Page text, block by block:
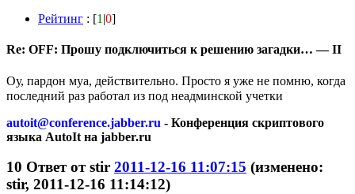
Рейтинг : [1 |0]
Re: OFF: Прошу подключиться к решению загадки… — II
Оу, пардон муа, действительно. Просто я уже не помню, когда
последний раз работал из под неадминской учетки
autoit@conference.jabber.ru - Конференция скриптового
языка AutoIt на jabber.ru
10 Ответ отstir 2011-12-16 11:07:15 (изменено:
stir, 2011-12-16 11:14:12)